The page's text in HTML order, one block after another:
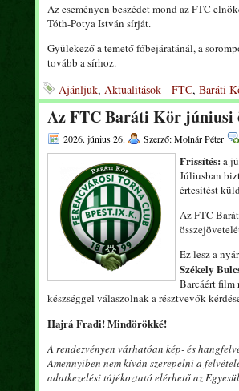
Az eseményen beszédet mond az FTC
Tóth-Potya István sírját.
Gyülekező a temető főbejáratánál, a
tovább a sírhoz.
Ajánljuk, Aktualitások - FTC, Baráti
Az FTC Baráti Kör júniusi
2026. június 26. Szerző: Molnár Péter
Frissítés: a
Júliusban
értesítést
Az FTC
Ez lesz a
Székely
Barcáért film
készséggel válaszolnak a résztvevők
Hajrá Fradi! Mindörökké!
A rendezvényen várhatóan kép- és
Amennyiben nem kíván szerepelni a
adatkezelési tájékoztató elérhető az